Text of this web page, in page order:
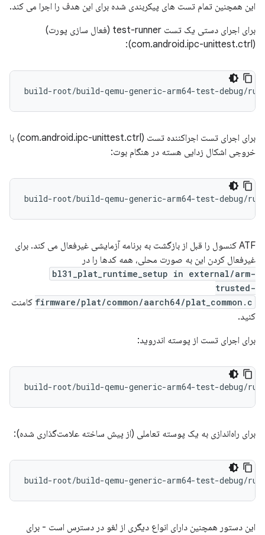
این همچنین تمام تست های پیکربندی شده برای این هدف را اجرا می کند.
برای اجرای دستی یک تست test-runner (فعال سازی پورت)
(com.android.ipc-unittest.ctrl):
build-root/build-qemu-generic-arm64-test-
برای اجرای تست اجراکننده تست (com.android.ipc-unittest.ctrl) با
خروجی اشکال زدایی هسته در هنگام بوت:
ATF کنسول را قبل از بازگشت به برنامه آزمایشی غیرفعال می کند. برای
غیرفعال کردن این به صورت محلی، همه کدها را در
bl31_plat_runtime_setup in external/arm-
trusted-
firmware/plat/common/aarch64/plat_common.c کامنت
کنید.
برای اجرای تست از پوسته اندروید:
build-root/build-qemu-generic-arm64-test-debug/
برای راه‌اندازی به یک پوسته تعاملی (از پیش ساخته علامت‌گذاری شده):
build-root/build-qemu-generic-arm64-test-debug/run
این دستور همچنین دارای انواع دیگری از لغو در دسترس است - برای